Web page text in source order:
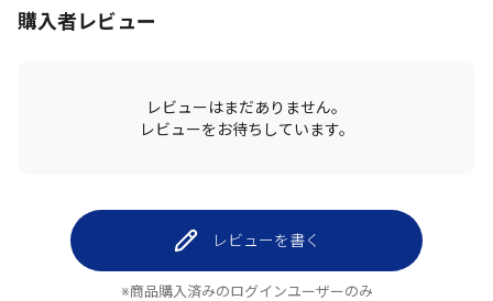
購入者レビュー
レビューはまだありません。
レビューをお待ちしています。
レビューを書く
※商品購入済みのログインユーザーのみ